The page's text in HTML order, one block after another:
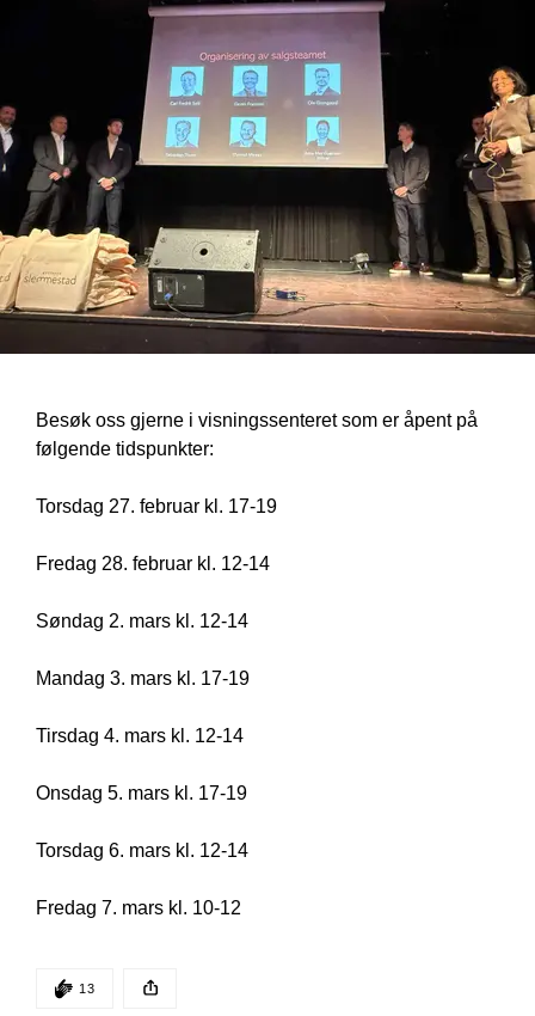
Besøk oss gjerne i visningssenteret som er åpent på
følgende tidspunkter:
Torsdag 27. februar kl. 17-19
Fredag 28. februar kl. 12-14
Søndag 2. mars kl. 12-14
Mandag 3. mars kl. 17-19
Tirsdag 4. mars kl. 12-14
Onsdag 5. mars kl. 17-19
Torsdag 6. mars kl. 12-14
Fredag 7. mars kl. 10-12
DEN POSTEN HAR
13